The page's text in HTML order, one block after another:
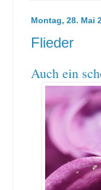
Montag, 28. Mai
Flieder
Auch ein